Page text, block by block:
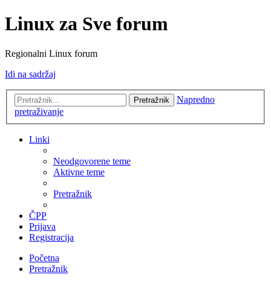
Linux za Sve forum
Regionalni Linux forum
Idi na sadržaj
Pretražnik
Napredno
pretraživanje
Linki
Neodgovorene teme
Aktivne teme
Pretražnik
ČPP
Prijava
Registracija
Početna
Pretražnik